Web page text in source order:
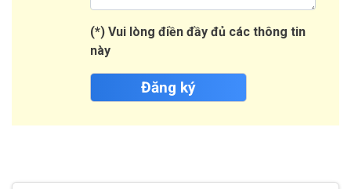
(*) Vui lòng điền đầy đủ các thông tin
này
Đăng ký